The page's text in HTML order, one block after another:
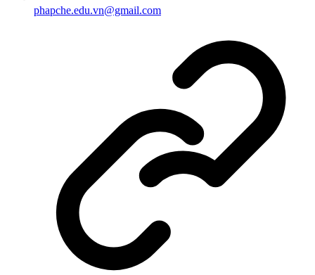
phapche.edu.vn@gmail.com